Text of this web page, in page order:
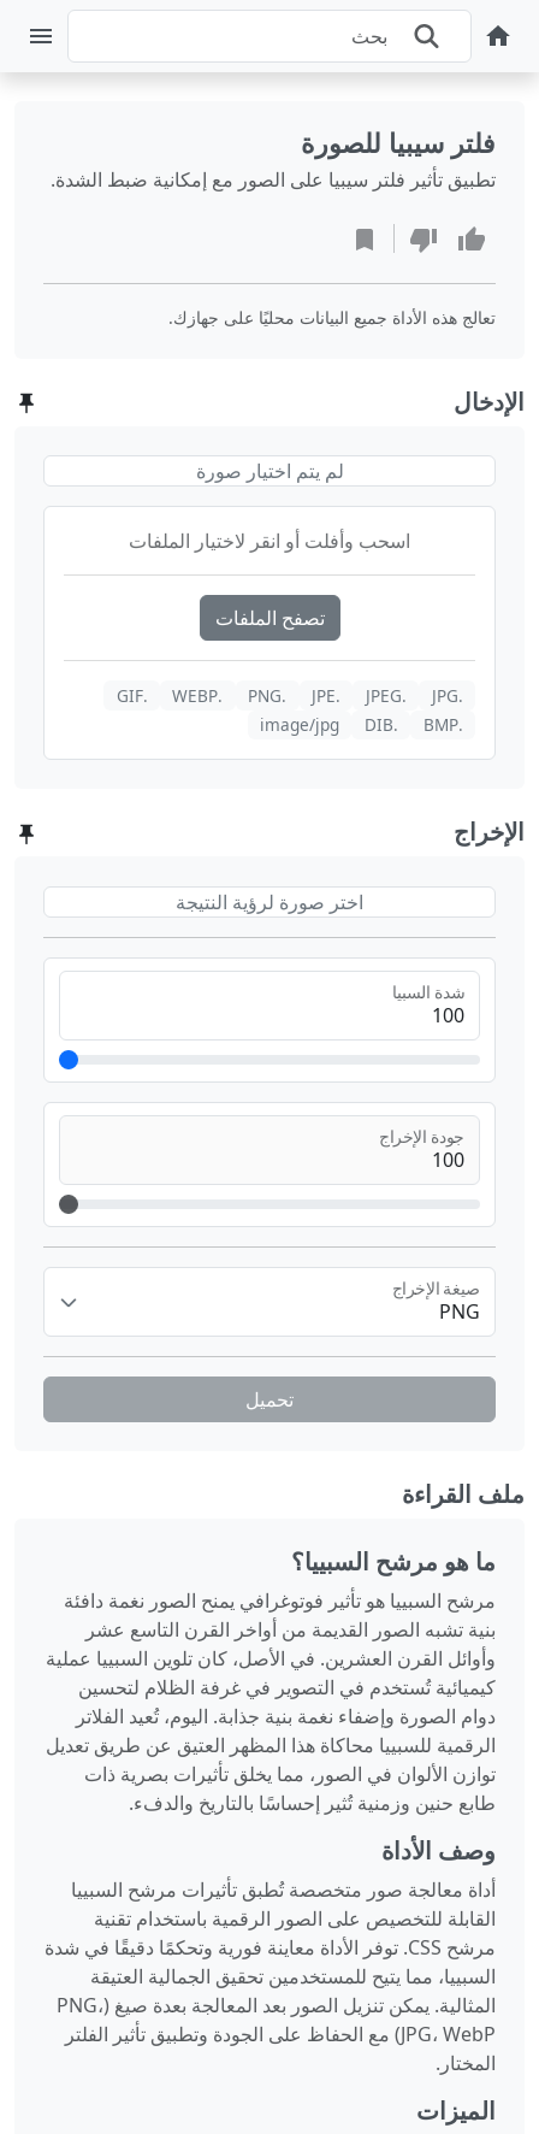
فلتر سيبيا للصورة
تطبيق تأثير فلتر سيبيا على الصور مع إمكانية ضبط الشدة.
تعالج هذه الأداة جميع البيانات محليًا على جهازك.
الإدخال
لم يتم اختيار صورة
اسحب وأفلت أو انقر لاختيار الملفات
تصفح الملفات
.JPG
.JPEG
.JPE
.PNG
.WEBP
.GIF
.BMP
.DIB
image/jpg
الإخراج
اختر صورة لرؤية النتيجة
شدة السبيا
جودة الإخراج
PNG
صيغة الإخراج
تحميل
ملف القراءة
ما هو مرشح السبييا؟
مرشح السبييا هو تأثير فوتوغرافي يمنح الصور نغمة دافئة
بنية تشبه الصور القديمة من أواخر القرن التاسع عشر
وأوائل القرن العشرين. في الأصل، كان تلوين السبييا عملية
كيميائية تُستخدم في التصوير في غرفة الظلام لتحسين
دوام الصورة وإضفاء نغمة بنية جذابة. اليوم، تُعيد الفلاتر
الرقمية للسبييا محاكاة هذا المظهر العتيق عن طريق تعديل
توازن الألوان في الصور، مما يخلق تأثيرات بصرية ذات
طابع حنين وزمنية تُثير إحساسًا بالتاريخ والدفء.
وصف الأداة
أداة معالجة صور متخصصة تُطبق تأثيرات مرشح السبييا
القابلة للتخصيص على الصور الرقمية باستخدام تقنية
مرشح CSS. توفر الأداة معاينة فورية وتحكمًا دقيقًا في شدة
السبييا، مما يتيح للمستخدمين تحقيق الجمالية العتيقة
المثالية. يمكن تنزيل الصور بعد المعالجة بعدة صيغ (PNG،
JPG، WebP) مع الحفاظ على الجودة وتطبيق تأثير الفلتر
المختار.
الميزات